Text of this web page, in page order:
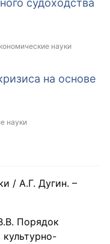
судоходства
науки
на основе
науки
/ А.Г. Дугин. –
Порядок
культурно-